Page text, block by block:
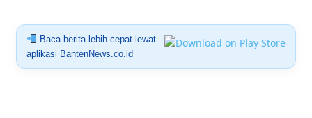
Baca berita lebih cepat lewat
aplikasi BantenNews.co.id